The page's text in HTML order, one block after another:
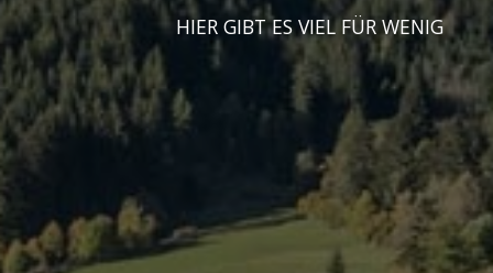
HIER GIBT ES VIEL FÜR WENIG